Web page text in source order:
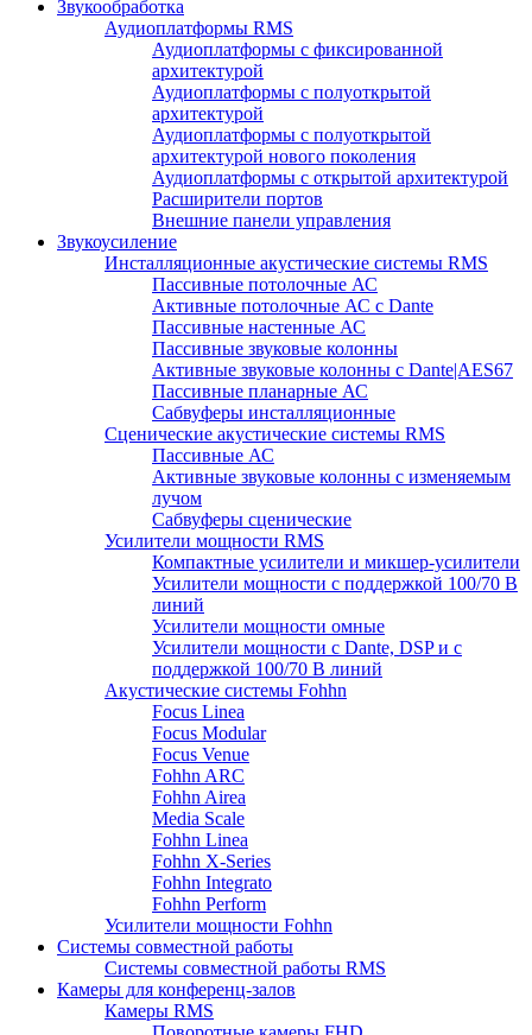
Звукообработка
Аудиоплатформы RMS
Аудиоплатформы с фиксированной
архитектурой
Аудиоплатформы с полуоткрытой
архитектурой
Аудиоплатформы с полуоткрытой
архитектурой нового поколения
Аудиоплатформы с открытой архитектурой
Расширители портов
Внешние панели управления
Звукоусиление
Инсталляционные акустические системы RMS
Пассивные потолочные АС
Активные потолочные АС с Dante
Пассивные настенные АС
Пассивные звуковые колонны
Активные звуковые колонны с Dante|AES67
Пассивные планарные АС
Сабвуферы инсталляционные
Сценические акустические системы RMS
Пассивные АС
Активные звуковые колонны с изменяемым
лучом
Сабвуферы сценические
Усилители мощности RMS
Компактные усилители и микшер-усилители
Усилители мощности с поддержкой 100/70 В
линий
Усилители мощности омные
Усилители мощности с Dante, DSP и с
поддержкой 100/70 В линий
Акустические системы Fohhn
Focus Linea
Focus Modular
Focus Venue
Fohhn ARC
Fohhn Airea
Media Scale
Fohhn Linea
Fohhn X-Series
Fohhn Integrato
Fohhn Perform
Усилители мощности Fohhn
Системы совместной работы
Системы совместной работы RMS
Камеры для конференц-залов
Камеры RMS